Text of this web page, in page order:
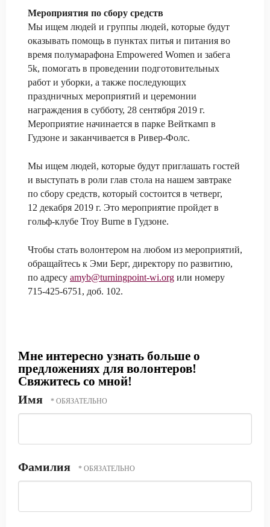
Мероприятия по сбору средств
Мы ищем людей и группы людей, которые будут
оказывать помощь в пунктах питья и питания во
время полумарафона Empowered Women и забега
5k, помогать в проведении подготовительных
работ и уборки, а также последующих
праздничных мероприятий и церемонии
награждения в субботу, 28 сентября 2019 г.
Мероприятие начинается в парке Вейткамп в
Гудзоне и заканчивается в Ривер-Фолс.
Мы ищем людей, которые будут приглашать гостей
и выступать в роли глав стола на нашем завтраке
по сбору средств, который состоится в четверг,
12 декабря 2019 г. Это мероприятие пройдет в
гольф-клубе Troy Burne в Гудзоне.
Чтобы стать волонтером на любом из мероприятий,
обращайтесь к Эми Берг, директору по развитию,
по адресу amyb@turningpoint-wi.org или номеру
715-425-6751, доб. 102.
Мне интересно узнать больше о
предложениях для волонтеров!
Свяжитесь со мной!
Имя
Фамилия